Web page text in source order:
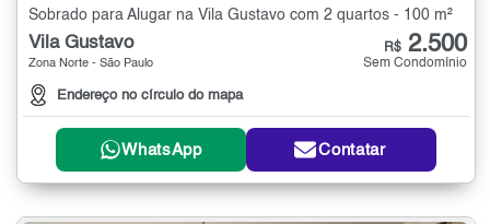
Sobrado para Alugar na Vila Gustavo com 2 quartos - 100 m²
Vila Gustavo
Zona Norte - São Paulo
Endereço no círculo do mapa
R$ 2.500
Sem Condomínio
WhatsApp Contatar